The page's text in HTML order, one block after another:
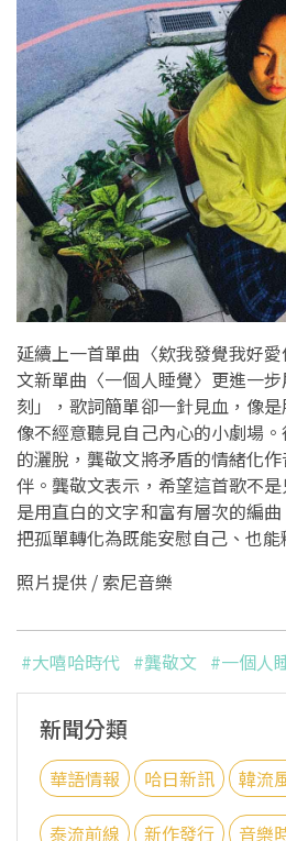
延續上一首單曲〈欸我發覺我好
文新單曲〈一個人睡覺〉更進一
刻」，歌詞簡單卻一針見血，像
像不經意聽見自己內心的小劇場
的灑脫，龔敬文將矛盾的情緒化
伴。龔敬文表示，希望這首歌不
是用直白的文字和富有層次的編
把孤單轉化為既能安慰自己、也能
照片提供 / 索尼音樂
#大嘻哈時代 #龔敬文 #一個人
新聞分類
華語情報 哈日新訊 韓流
泰流前線 新作發行 音樂